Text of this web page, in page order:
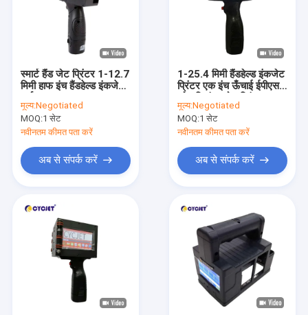
स्मार्ट हैंड जेट प्रिंटर 1-12.7
मिमी हाफ इंच हैंडहेल्ड इंकजेट
मूल्य:Negotiated
MOQ:1 सेट
नवीनतम कीमत पता करें
अब से संपर्क करें
1-25.4 मिमी हैंडहेल्ड इंकजेट
प्रिंटर एक इंच ऊँचाई ईपीएस
मूल्य:Negotiated
MOQ:1 सेट
नवीनतम कीमत पता करें
अब से संपर्क करें